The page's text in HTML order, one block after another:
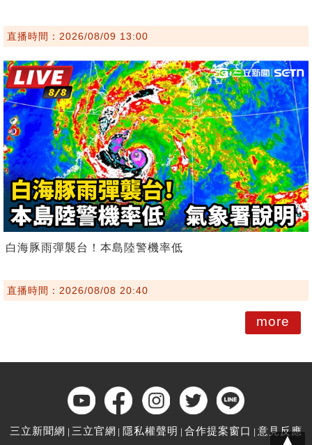
直播時間：2026/08/09 13:00
白海豚雨彈襲台！本島陸警機率低
直播時間：2026/08/08 20:40
more
三立新聞網 三立官網 隱私權聲明 合作提案窗口 意見反應
▲